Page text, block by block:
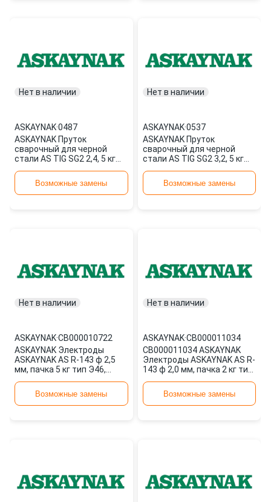
Нет в наличии
ASKAYNAK·0487
ASKAYNAK Пруток
сварочный для черной
стали AS TIG SG2 2,4, 5 кг
Возможные замены
Нет в наличии
ASKAYNAK·0537
ASKAYNAK Пруток
сварочный для черной
стали AS TIG SG2 3,2, 5 кг
Возможные замены
Нет в наличии
ASKAYNAK·СВ000010722
ASKAYNAK Электроды
ASKAYNAK AS R-143 ф 2,5
мм, пачка 5 кг тип Э46,
СВ00001 СВ000010722
Возможные замены
Нет в наличии
ASKAYNAK·СВ000011034
СВ000011034 ASKAYNAK
Электроды ASKAYNAK AS R-
143 ф 2,0 мм, пачка 2 кг тип
Возможные замены